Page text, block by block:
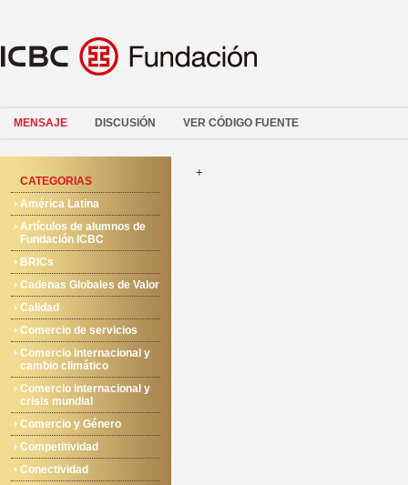
MENSAJE DISCUSIÓN VER CÓDIGO FUENTE
CATEGORIAS
América Latina
Artículos de alumnos de
Fundación ICBC
BRICs
Cadenas Globales de Valor
Calidad
Comercio de servicios
Comercio internacional y
cambio climático
Comercio internacional y
crisis mundial
Comercio y Género
Competitividad
Conectividad
+